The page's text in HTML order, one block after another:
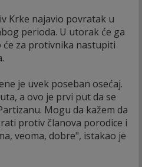
Krke najavio povratak u
perioda. U utorak će ga
za protivnika nastupiti
je uvek poseban osećaj.
a ovo je prvi put da se
Mogu da kažem da
protiv članova porodice i
veoma, dobre", istakao je